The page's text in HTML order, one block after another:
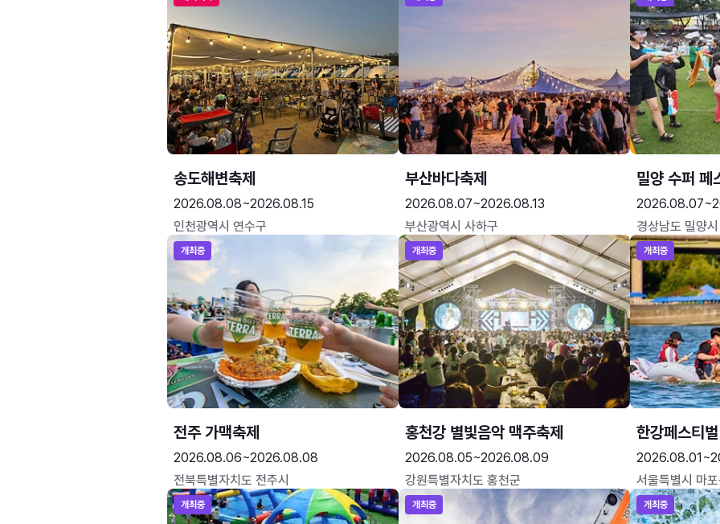
송도해변축제
2026.08.08~2026.08.15
인천광역시 연수구
부산바다축제
2026.08.07~2026.08.13
부산광역시 사하구
밀양 수퍼 페
경상남도 밀양시
개최중
전주 가맥축제
2026.08.06~2026.08.08
전북특별자치도 전주시
개최중
홍천강 별빛음악 맥주축제
2026.08.05~2026.08.09
강원특별자치도 홍천군
개최중
한강페스티벌
서울특별시 마
개최중 개최중 개최중